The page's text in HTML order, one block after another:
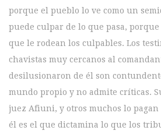
porque el pueblo lo ve como un
puede culpar de lo que pasa, porque
que le rodean los culpables. Los
chavistas muy cercanos al
desilusionaron de él son
mundo propio y no admite críticas.
juez Afiuni, y otros muchos lo
él es el que dictamina lo que los